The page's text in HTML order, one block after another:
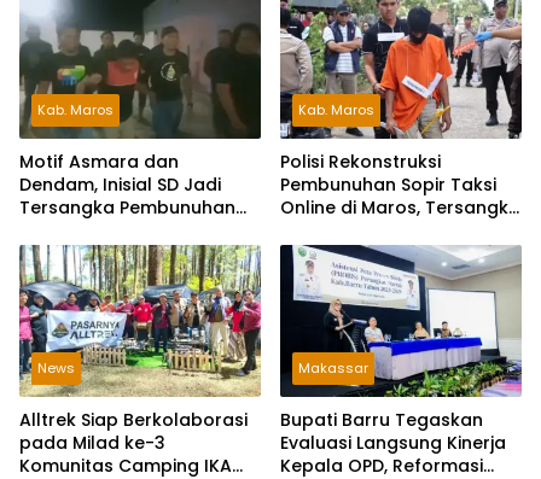
Kab. Maros
Motif Asmara dan
Dendam, Inisial SD Jadi
Tersangka Pembunuhan
Kab. Maros
Polisi Rekonstruksi
Pembunuhan Sopir Taksi
Online di Maros, Tersangka
News
Alltrek Siap Berkolaborasi
pada Milad ke-3
Komunitas Camping IKA
Makassar
Bupati Barru Tegaskan
Evaluasi Langsung Kinerja
Kepala OPD, Reformasi